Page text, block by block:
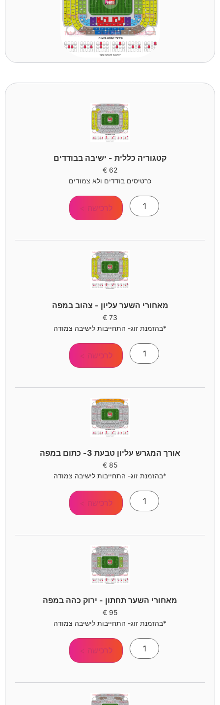
קטגוריה כללית - ישיבה בבודדים
62
€
כרטיסים בודדים ולא צמודים
לרכישה >
מאחורי השער עליון - צהוב במפה
73
€
*בהזמנת זוג- התחייבות לישיבה צמודה
לרכישה >
אורך המגרש עליון טבעת 3- כתום במפה
85
€
*בהזמנת זוג- התחייבות לישיבה צמודה
לרכישה >
מאחורי השער תחתון - ירוק כהה במפה
95
€
*בהזמנת זוג- התחייבות לישיבה צמודה
לרכישה >